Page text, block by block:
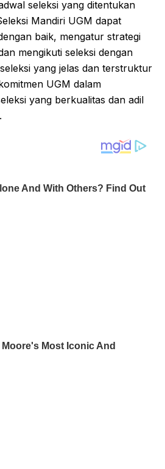
seleksi yang ditentukan
Mandiri UGM dapat
baik, mengatur strategi
mengikuti seleksi dengan
yang jelas dan terstruktur
UGM dalam
yang berkualitas dan adil